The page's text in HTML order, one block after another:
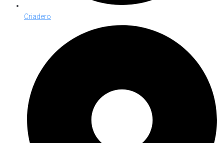
Criadero